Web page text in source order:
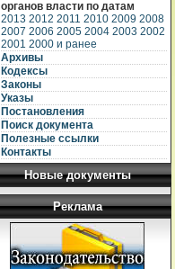
органов власти по датам
2013 2012 2011 2010 2009 2008
2007 2006 2005 2004 2003 2002
2001 2000 и ранее
Архивы
Кодексы
Законы
Указы
Постановления
Поиск документа
Полезные ссылки
Контакты
Новые документы
Реклама